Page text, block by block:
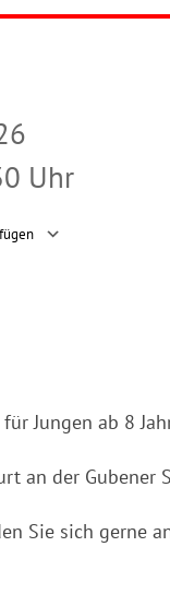
Uhr
Jungen ab 8
an der Gubener
Sie sich gerne